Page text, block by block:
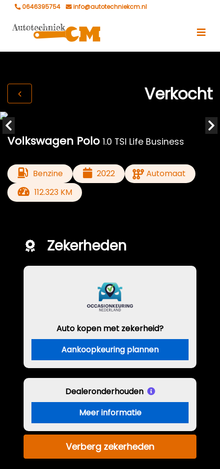
0646395754 info@autotechniekcm.nl
Verkocht
Volkswagen Polo 1.0 TSI Life Business
Benzine 2022
Automaat
112.323 KM
Zekerheden
Auto kopen met zekerheid?
Aankoopkeuring plannen
Dealeronderhouden
Meer informatie
Verberg zekerheden